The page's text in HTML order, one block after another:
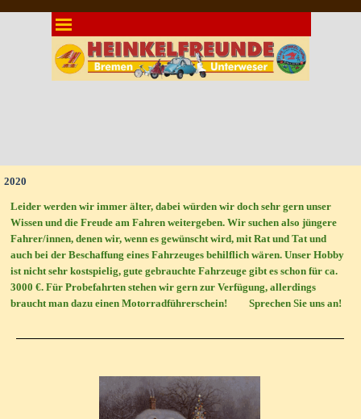
2020
Leider werden wir immer älter, dabei würden wir doch sehr gern unser
Wissen und die Freude am Fahren weitergeben. Wir suchen also jüngere
Fahrer/innen, denen wir, wenn es gewünscht wird, mit Rat und Tat und
auch bei der Beschaffung eines Fahrzeuges behilflich wären. Unser Hobby
ist nicht sehr kostspielig, gute gebrauchte Fahrzeuge gibt es schon für ca.
3000 €. Für Probefahrten stehen wir gern zur Verfügung, allerdings
braucht man dazu einen Motorradführerschein! Sprechen Sie uns an!